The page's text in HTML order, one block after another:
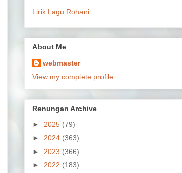
Lirik Lagu Rohani
About Me
webmaster
View my complete profile
Renungan Archive
► 2025 (79)
► 2024 (363)
► 2023 (366)
► 2022 (183)